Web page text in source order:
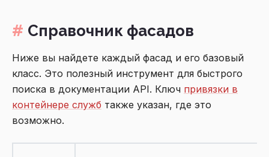
Справочник фасадов
Ниже вы найдете каждый фасад и его базовый
класс. Это полезный инструмент для быстрого
поиска в документации API. Ключ привязки в
контейнере служб также указан, где это
возможно.